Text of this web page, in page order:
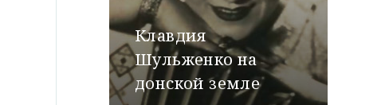
Клавдия
Шульженко на
донской земле